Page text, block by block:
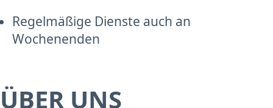
Regelmäßige Dienste auch an
Wochenenden
ÜBER UNS